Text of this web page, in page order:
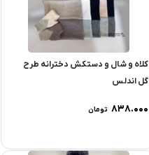
کلاه و شال و دستکش دخترانه طرح
گل اندلس
۸۳۸.۰۰۰ تومان